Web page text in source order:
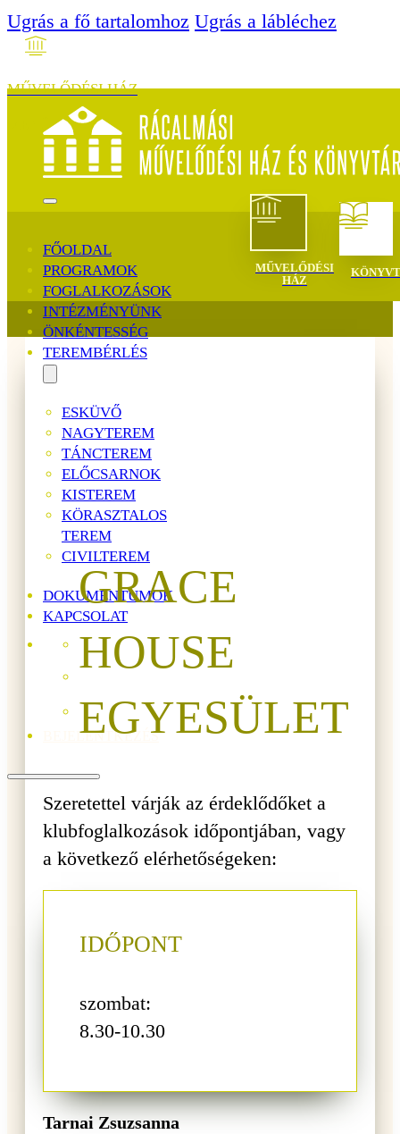
Ugrás a fő tartalomhoz Ugrás a lábléchez
MŰVELŐDÉSI HÁZ
MENÜ
FŐOLDAL
PROGRAMOK
FOGLALKOZÁSOK
INTÉZMÉNYÜNK
ÖNKÉNTESSÉG
TEREMBÉRLÉS
ESKÜVŐ
NAGYTEREM
TÁNCTEREM
ELŐCSARNOK
KISTEREM
KÖRASZTALOS
TEREM
CIVILTEREM
DOKUMENTUMOK
KAPCSOLAT
BEJELENTKEZÉS
MŰVELŐDÉSI
HÁZ
GRACE
HOUSE
EGYESÜLET
Szeretettel várják az érdeklődőket a
klubfoglalkozások időpontjában, vagy
a következő elérhetőségeken:
IDŐPONT
szombat:
8.30-10.30
Tarnai Zsuzsanna